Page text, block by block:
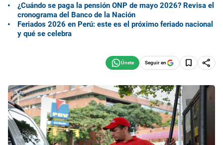
¿Cuándo se paga la pensión ONP de mayo 2026? Revisa el
cronograma del Banco de la Nación
Feriados 2026 en Perú: este es el próximo feriado nacional
y qué se celebra
Seguir en